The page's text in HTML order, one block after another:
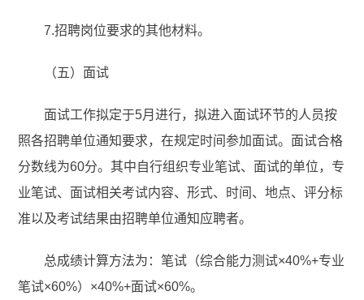
7.招聘岗位要求的其他材料。
（五）面试
面试工作拟定于5月进行，拟进入面试环节的人员按
照各招聘单位通知要求，在规定时间参加面试。面试合格
分数线为60分。其中自行组织专业笔试、面试的单位，专
业笔试、面试相关考试内容、形式、时间、地点、评分标
准以及考试结果由招聘单位通知应聘者。
总成绩计算方法为：笔试（综合能力测试×40%+专业
笔试×60%）×40%+面试×60%。